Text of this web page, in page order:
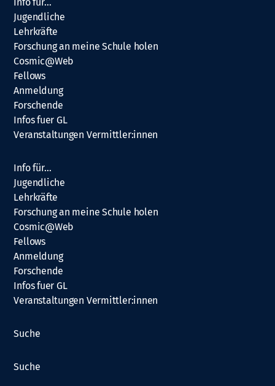
Jugendliche
Lehrkräfte
Forschung an meine Schule holen
Cosmic@Web
Fellows
Anmeldung
Forschende
Infos fuer GL
Veranstaltungen Vermittler:innen
Info für…
Jugendliche
Lehrkräfte
Forschung an meine Schule holen
Cosmic@Web
Fellows
Anmeldung
Forschende
Infos fuer GL
Veranstaltungen Vermittler:innen
Suche
Suche